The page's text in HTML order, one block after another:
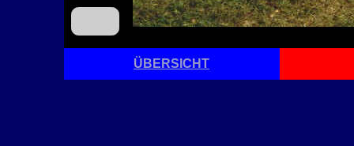
ÜBERSICHT